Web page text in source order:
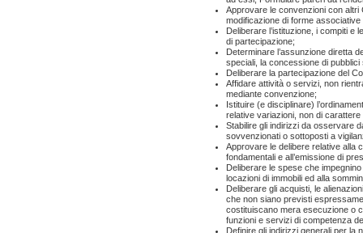
Approvare le convenzioni con altri
modificazione di forme associative
Deliberare l’istituzione, i compiti e
di partecipazione;
Determinare l’assunzione diretta
speciali, la concessione di pubblici
Deliberare la partecipazione del
Affidare attività o servizi, non
mediante convenzione;
Istituire (e disciplinare)
relative variazioni, non di carattere
Stabilire gli indirizzi da osservare
sovvenzionati o sottoposti a
Approvare le delibere relative alla
fondamentali e all’emissione di
Deliberare le spese che
locazioni di immobili ed alla
Deliberare gli acquisti, le
che non siano previsti
costituiscano mera esecuzione o
funzioni e servizi di competenza
Definire gli indirizzi generali per la